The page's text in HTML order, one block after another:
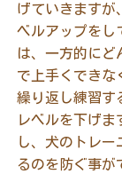
げていきますが
ベルアップをし
は、一方的にど
で上手くできな
繰り返し練習す
レベルを下げま
し、犬のトレ
るのを防ぐ事が